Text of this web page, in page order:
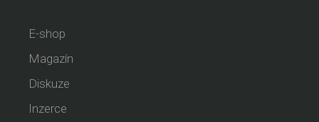
E-shop
Magazín
Diskuze
Inzerce